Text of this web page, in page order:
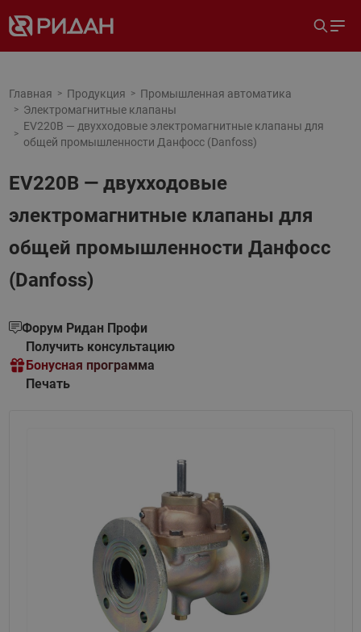
Главная Продукция
Промышленная автоматика
Электромагнитные клапаны
EV220B — двухходовые электромагнитные клапаны для
общей промышленности Данфосс (Danfoss)
EV220B — двухходовые
электромагнитные клапаны для
общей промышленности Данфосс
(Danfoss)
Форум Ридан Профи
Получить консультацию
Бонусная программа
Печать